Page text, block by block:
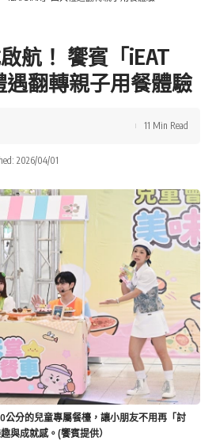
航！ 饗賓「iEAT
遇翻轉親子用餐體驗
2026/04/01
11 Min Read
公分的兒童專屬餐檯，讓小朋友不用再「討
與成就感。(饗賓提供）